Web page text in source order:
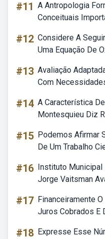
#11 A Antropologia
Conceituais
#12 Considere A
Uma Equação De
#13 Avaliação
Com
#14 A Característica
Montesquieu Diz
#15 Podemos Afirmar
De Um Trabalho
#16 Instituto Municipal
Jorge Vaitsman
#17 Financeiramente
Juros Cobrados E
#18 Expresse Esse